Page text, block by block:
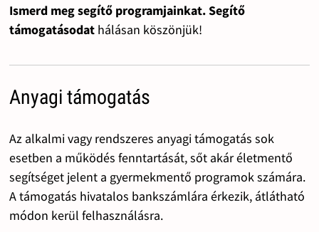
Ismerd meg segítő programjainkat. Segítő
támogatásodat hálásan köszönjük!
Anyagi támogatás
Az alkalmi vagy rendszeres anyagi támogatás sok
esetben a működés fenntartását, sőt akár életmentő
segítséget jelent a gyermekmentő programok számára.
A támogatás hivatalos bankszámlára érkezik, átlátható
módon kerül felhasználásra.